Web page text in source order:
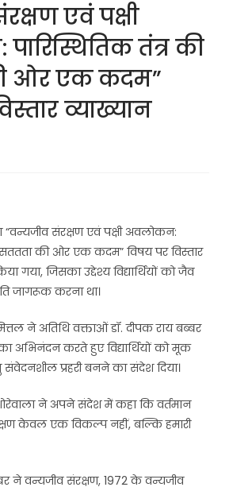
एवं पक्षी
तंत्र की
ओर एक कदम”
व्याख्यान
“वन्यजीव संरक्षण एवं पक्षी अवलोकन:
सततता की ओर एक कदम” विषय पर विस्तार
गया, जिसका उद्देश्य विद्यार्थियों को जैव
जागरूक करना था।
ने अतिथि वक्ताओं डॉ. दीपक राय बब्बर
अभिनंदन करते हुए विद्यार्थियों को मूक
संवेदनशील प्रहरी बनने का संदेश दिया।
शोरेवाला ने अपने संदेश में कहा कि वर्तमान
केवल एक विकल्प नहीं, बल्कि हमारी
ने वन्यजीव संरक्षण, 1972 के वन्यजीव